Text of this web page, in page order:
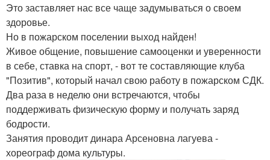
Это заставляет нас все чаще задумываться о своем
здоровье.
Но в пожарском поселении выход найден!
Живое общение, повышение самооценки и уверенности
в себе, ставка на спорт, - вот те составляющие клуба
"Позитив", который начал свою работу в пожарском СДК.
Два раза в неделю они встречаются, чтобы
поддерживать физическую форму и получать заряд
бодрости.
Занятия проводит динара Арсеновна лагуева -
хореограф дома культуры.